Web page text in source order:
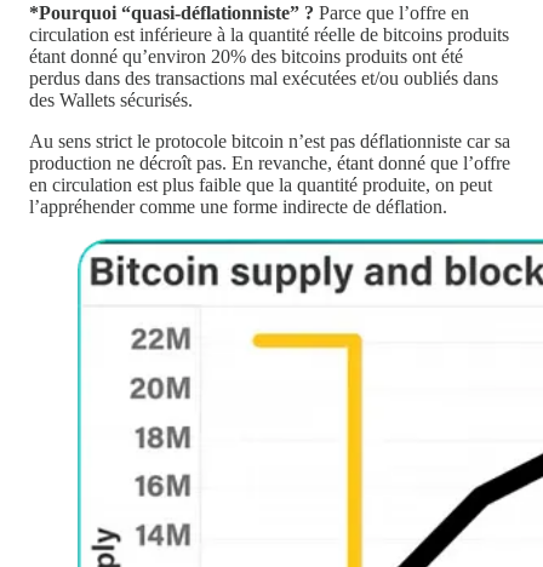
*Pourquoi “quasi-déflationniste” ? Parce que l’offre en
circulation est inférieure à la quantité réelle de bitcoins produits
étant donné qu’environ 20% des bitcoins produits ont été
perdus dans des transactions mal exécutées et/ou oubliés dans
des Wallets sécurisés.
Au sens strict le protocole bitcoin n’est pas déflationniste car sa
production ne décroît pas. En revanche, étant donné que l’offre
en circulation est plus faible que la quantité produite, on peut
l’appréhender comme une forme indirecte de déflation.